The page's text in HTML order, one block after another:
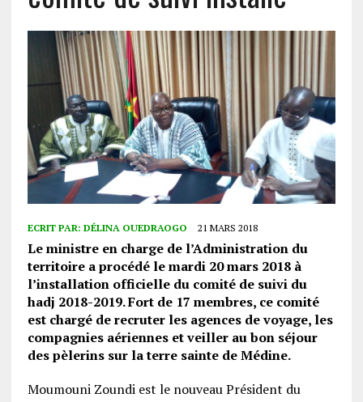
ECRIT PAR: DÉLINA OUEDRAOGO 21 MARS 2018
Le ministre en charge de l’Administration du
territoire a procédé le mardi 20 mars 2018 à
l’installation officielle du comité de suivi du
hadj 2018-2019. Fort de 17 membres, ce comité
est chargé de recruter les agences de voyage, les
compagnies aériennes et veiller au bon séjour
des pèlerins sur la terre sainte de Médine.
Moumouni Zoundi est le nouveau Président du